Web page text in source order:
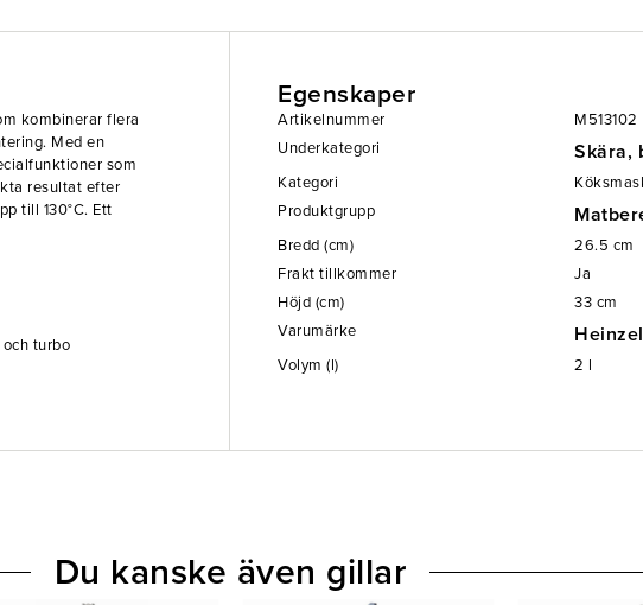
kombinerar flera
Med en
som
resultat efter
till 130°C. Ett
turbo
Egenskaper
Artikelnummer
M513102
Underkategori
Skära,
Kategori
Produktgrupp
Bredd (cm) 26.5 cm
Frakt tillkommer
Ja
Höjd (cm)
33 cm
Varumärke
Volym (l) 2 l
Du kanske även gillar